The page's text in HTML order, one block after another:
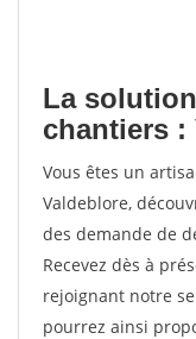
La
chantiers :
Vous êtes un
Valdeblore,
des demande de
Recevez dès à
rejoignant notre
pourrez ainsi